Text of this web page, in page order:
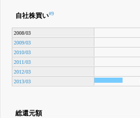
自社株買い#9
2008/03
2009/03
2010/03
2011/03
2012/03
2013/03
総還元額